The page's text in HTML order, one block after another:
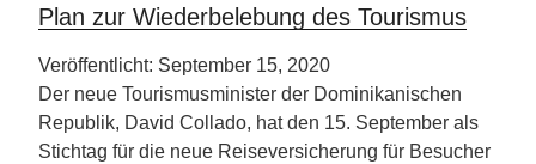
Plan zur Wiederbelebung des Tourismus
Veröffentlicht: September 15, 2020
Der neue Tourismusminister der Dominikanischen
Republik, David Collado, hat den 15. September als
Stichtag für die neue Reiseversicherung für Besucher